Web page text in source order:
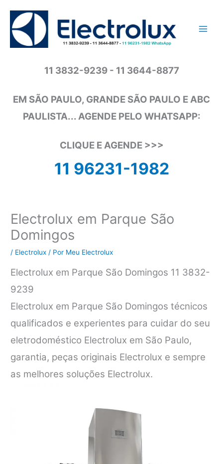
conteúdo
11 3832-9239 - 11 3644-8877
EM SÃO PAULO, GRANDE SÃO PAULO E ABC
PAULISTA... AGENDE PELO WHATSAPP:
CLIQUE E AGENDE >>>
11 96231-1982
Electrolux em Parque São
Domingos
/ Electrolux / Por Meu Electrolux
Electrolux em Parque São Domingos 11 3832-
9239
Electrolux em Parque São Domingos técnicos
qualificados e experientes para cuidar do seu
eletrodoméstico Electrolux em São Paulo,
garantia, peças originais Electrolux e sempre
as melhores soluções Electrolux.